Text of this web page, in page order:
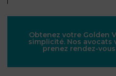
Obtenez votre Golden
simplicité. Nos avocats
prenez rendez-